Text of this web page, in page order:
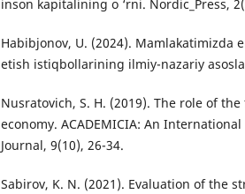
inson kapitalining o ‘rni. Nordic_Press,
Habibjonov, U. (2024). Mamlakatimizda
etish istiqbollarining ilmiy-nazariy
Nusratovich, S. H. (2019). The role of
economy. ACADEMICIA: An
Journal, 9(10), 26-34.
Sabirov, K. N. (2021). Evaluation of the